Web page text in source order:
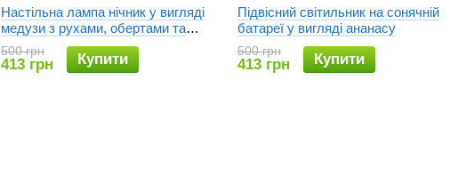
Настільна лампа нічник у вигляді
медузи з рухами, обертами та
передачею кольорів RGB
500 грн
413 грн Купити
Підвісний світильник на сонячній
батареї у вигляді ананасу
500 грн
413 грн Купити